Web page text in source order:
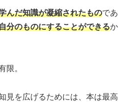
んだ知識が凝縮されたものであ
分のものにすることができるか
限。
見を広げるためには、本は最高